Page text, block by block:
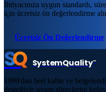
İhtiyacınıza uygun standardı,
için ücretsiz ön değerlendirme
Ücretsiz Ön Değerlendirme
SQ SystemQuality™
1999'dan beri kalite ve
desteğiyle uyum süreçlerini